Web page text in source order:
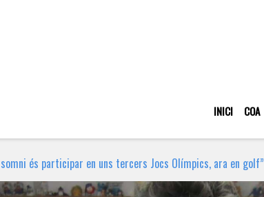
INICI COA
somni és participar en uns tercers Jocs Olímpics, ara en golf”